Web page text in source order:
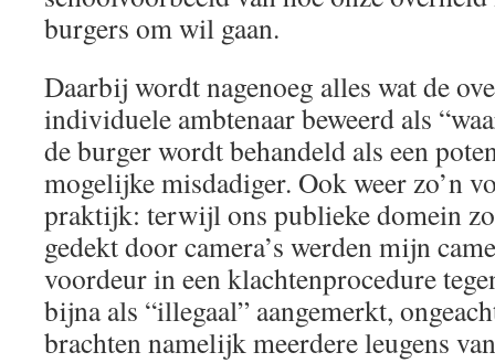
burgers om wil gaan.
Daarbij wordt nagenoeg alles wat de
individuele ambtenaar beweerd als
de burger wordt behandeld als een
mogelijke misdadiger. Ook weer zo’n
praktijk: terwijl ons publieke domein
gedekt door camera’s werden mijn
voordeur in een klachtenprocedure
bijna als “illegaal” aangemerkt,
brachten namelijk meerdere leugens